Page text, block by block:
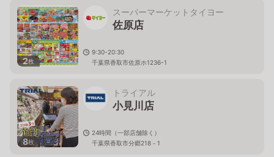
2枚
スーパーマーケットタイヨー
佐原店
9:30-20:30
千葉県香取市佐原ホ1236-1
8枚
トライアル
小見川店
24時間（一部店舗除く）
千葉県香取市分郷218－1